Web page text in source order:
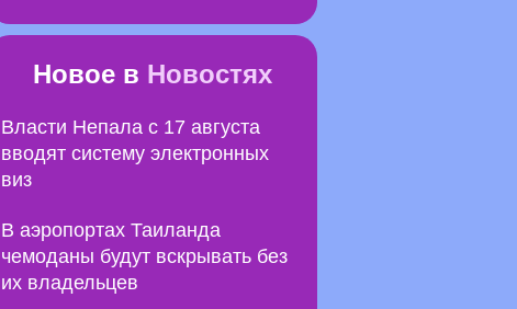
Новое в Новостях
Власти Непала с 17 августа
вводят систему электронных
виз
В аэропортах Таиланда
чемоданы будут вскрывать без
их владельцев